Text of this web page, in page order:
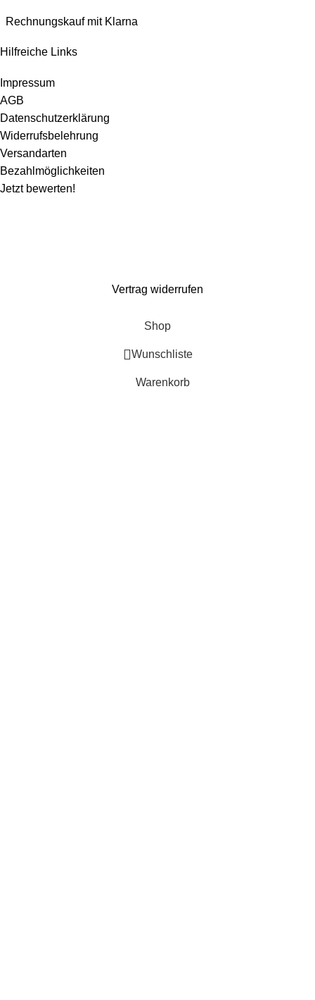
Rechnungskauf mit Klarna
Hilfreiche Links
Impressum
AGB
Datenschutzerklärung
Widerrufsbelehrung
Versandarten
Bezahlmöglichkeiten
Jetzt bewerten!
Vertrag widerrufen
Shop
Wunschliste
Warenkorb